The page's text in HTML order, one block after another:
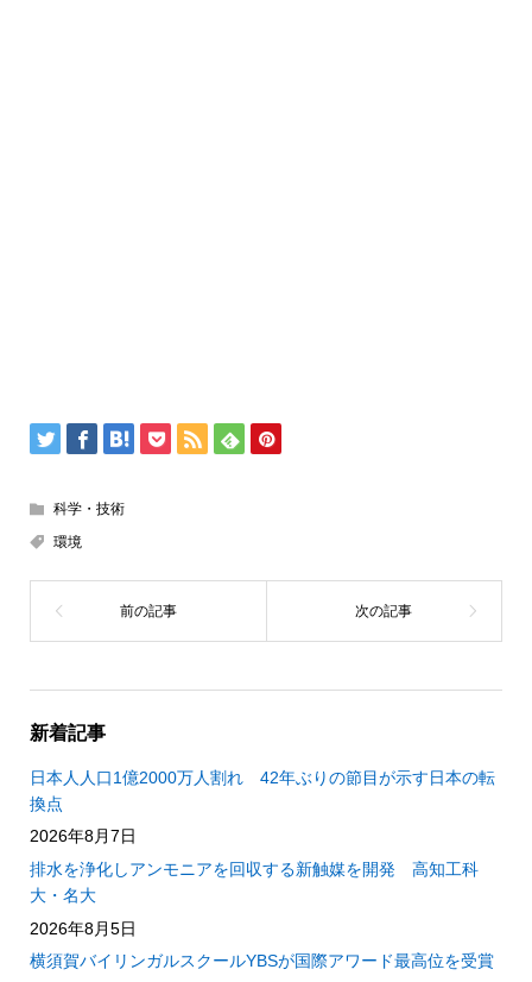
科学・技術
環境
新着記事
日本人人口1億2000万人割れ 42年ぶりの節目が示す日本の転
換点
2026年8月7日
排水を浄化しアンモニアを回収する新触媒を開発 高知工科
大・名大
2026年8月5日
横須賀バイリンガルスクールYBSが国際アワード最高位を受賞